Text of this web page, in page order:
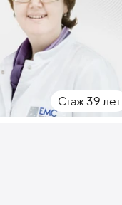
Стаж 39 лет